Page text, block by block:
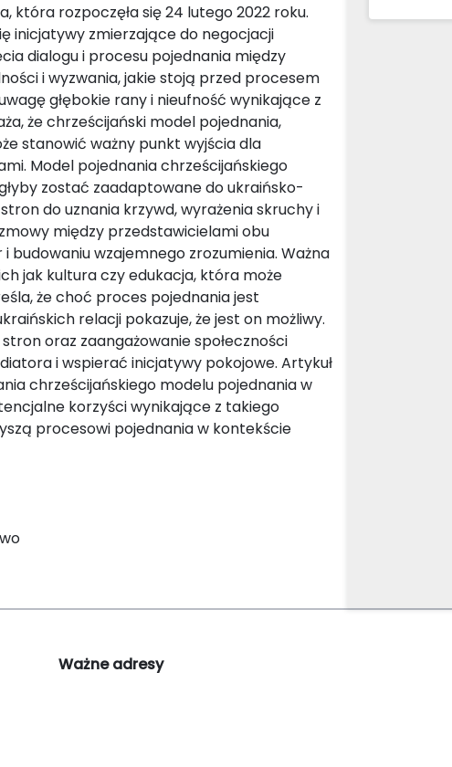
która rozpoczęła się 24 lutego 2022 roku.
inicjatywy zmierzające do negocjacji
dialogu i procesu pojednania między
i wyzwania, jakie stoją przed procesem
głębokie rany i nieufność wynikające z
że chrześcijański model pojednania,
stanowić ważny punkt wyjścia dla
Model pojednania chrześcijańskiego
zostać zaadaptowane do ukraińsko-
do uznania krzywd, wyrażenia skruchy i
między przedstawicielami obu
wzajemnego zrozumienia. Ważna
jak kultura czy edukacja, która może
że choć proces pojednania jest
relacji pokazuje, że jest on możliwy.
oraz zaangażowanie społeczności
i wspierać inicjatywy pokojowe. Artykuł
chrześcijańskiego modelu pojednania w
korzyści wynikające z takiego
procesowi pojednania w kontekście
Ważne adresy